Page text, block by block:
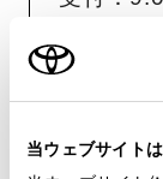
当ウェブサイト